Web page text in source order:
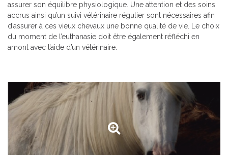
assurer son équilibre physiologique. Une attention et des soins
accrus ainsi qu’un suivi vétérinaire régulier sont nécessaires afin
d’assurer à ces vieux chevaux une bonne qualité de vie. Le choix
du moment de l’euthanasie doit être également réfléchi en
amont avec l’aide d’un vétérinaire.